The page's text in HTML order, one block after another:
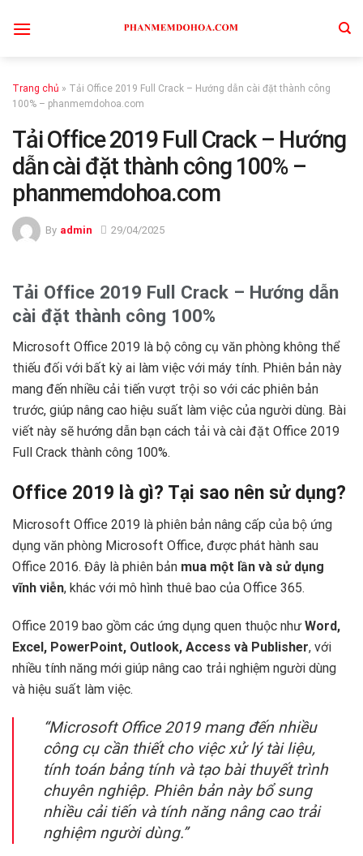
Trang chủ » Tải Office 2019 Full Crack – Hướng dẫn cài đặt thành công
100% – phanmemdohoa.com
Tải Office 2019 Full Crack – Hướng
dẫn cài đặt thành công 100% –
phanmemdohoa.com
By admin 29/04/2025
Tải Office 2019 Full Crack – Hướng dẫn
cài đặt thành công 100%
Microsoft Office 2019 là bộ công cụ văn phòng không thể
thiếu đối với bất kỳ ai làm việc với máy tính. Phiên bản này
mang đến nhiều cải tiến vượt trội so với các phiên bản
trước, giúp nâng cao hiệu suất làm việc của người dùng. Bài
viết này sẽ hướng dẫn bạn cách tải và cài đặt Office 2019
Full Crack thành công 100%.
Office 2019 là gì? Tại sao nên sử dụng?
Microsoft Office 2019 là phiên bản nâng cấp của bộ ứng
dụng văn phòng Microsoft Office, được phát hành sau
Office 2016. Đây là phiên bản mua một lần và sử dụng
vĩnh viễn, khác với mô hình thuê bao của Office 365.
Office 2019 bao gồm các ứng dụng quen thuộc như Word,
Excel, PowerPoint, Outlook, Access và Publisher, với
nhiều tính năng mới giúp nâng cao trải nghiệm người dùng
và hiệu suất làm việc.
“Microsoft Office 2019 mang đến nhiều
công cụ cần thiết cho việc xử lý tài liệu,
tính toán bảng tính và tạo bài thuyết trình
chuyên nghiệp. Phiên bản này bổ sung
nhiều cải tiến và tính năng nâng cao trải
nghiệm người dùng.”